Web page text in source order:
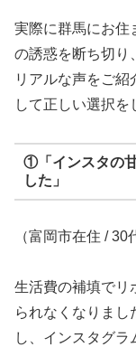
実際に群馬にお住
の誘惑を断ち切り
リアルな声をご
して正しい選択を
①「インスタの
した」
（富岡市在住 / 30
生活費の補填でリ
られなくなりまし
し、インスタグ